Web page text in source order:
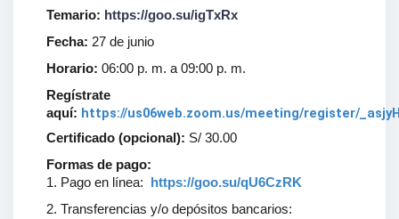
Temario: https://goo.su/igTxRx
Fecha: 27 de junio
Horario: 06:00 p. m. a 09:00 p. m.
Regístrate
aquí: https://us06web.zoom.us/meeting/register/
Certificado (opcional): S/ 30.00
Formas de pago:
1. Pago en línea:
https://goo.su/qU6CzRK
2. Transferencias y/o depósitos bancarios: